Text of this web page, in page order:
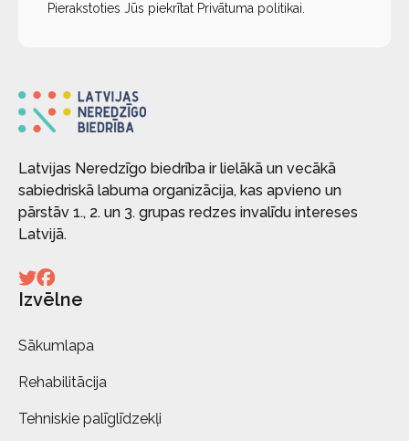
Pierakstoties Jūs piekrītat Privātuma politikai
Latvijas Neredzīgo biedrība ir lielākā un vecākā
sabiedriskā labuma organizācija, kas apvieno un
pārstāv 1., 2. un 3. grupas redzes invalīdu intereses
Latvijā.
Izvēlne
Sākumlapa
Rehabilitācija
Tehniskie palīglīdzekļi